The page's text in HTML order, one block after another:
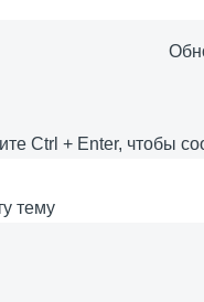
Ctrl + Enter, чтобы
тему